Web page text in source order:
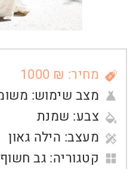
מחיר: ₪ 1000
מצב שימוש:
צבע: שמנת
מעצב: הילה גאון
קטגוריה: גב חשוף